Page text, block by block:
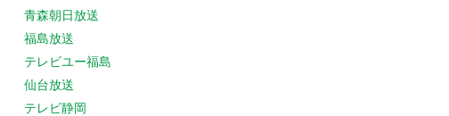
青森朝日放送
福島放送
テレビユー福島
仙台放送
テレビ静岡